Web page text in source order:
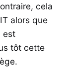
cela
alors que
est
tôt cette